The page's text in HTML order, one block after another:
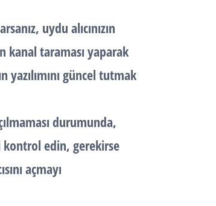
uydu alıcınızın
kanal taraması yaparak
yazılımını güncel tutmak
durumunda,
kontrol edin, gerekirse
açmayı